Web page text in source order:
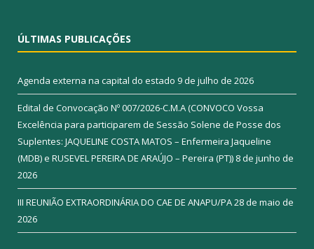
ÚLTIMAS PUBLICAÇÕES
Agenda externa na capital do estado 9 de julho de 2026
Edital de Convocação Nº 007/2026-C.M.A (CONVOCO Vossa
Excelência para participarem de Sessão Solene de Posse dos
Suplentes: JAQUELINE COSTA MATOS – Enfermeira Jaqueline
(MDB) e RUSEVEL PEREIRA DE ARAÚJO – Pereira (PT)) 8 de junho de
2026
III REUNIÃO EXTRAORDINÁRIA DO CAE DE ANAPU/PA28 de maio de
2026